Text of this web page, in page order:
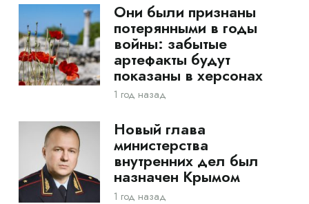
Они были признаны
потерянными в годы
войны: забытые
артефакты будут
показаны в херсонах
1 год назад
Новый глава
министерства
внутренних дел был
назначен Крымом
1 год назад